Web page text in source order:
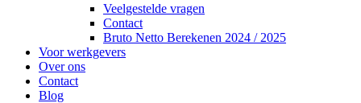
Veelgestelde vragen
Contact
Bruto Netto Berekenen 2024 / 2025
Voor werkgevers
Over ons
Contact
Blog